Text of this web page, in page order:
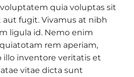
quia voluptas sit
fugit. Vivamus at nibh
ligula id. Nemo enim
rem aperiam,
illo inventore veritatis et
vitae dicta sunt